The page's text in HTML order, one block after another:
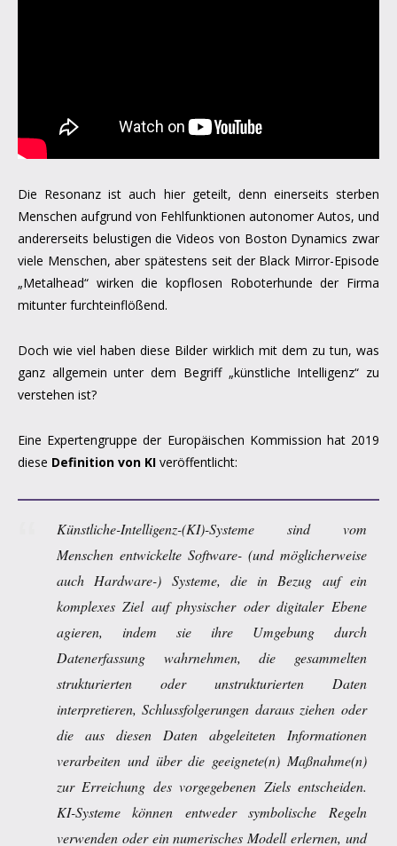
Die Resonanz ist auch hier geteilt, denn einerseits sterben
Menschen aufgrund von Fehlfunktionen autonomer Autos, und
andererseits belustigen die Videos von Boston Dynamics zwar
viele Menschen, aber spätestens seit der Black Mirror-Episode
„Metalhead“ wirken die kopflosen Roboterhunde der Firma
mitunter furchteinflößend.
Doch wie viel haben diese Bilder wirklich mit dem zu tun, was
ganz allgemein unter dem Begriff „künstliche Intelligenz“ zu
verstehen ist?
Eine Expertengruppe der Europäischen Kommission hat 2019
diese Definition von KI veröffentlicht:
Künstliche-Intelligenz-(KI)-Systeme sind vom
Menschen entwickelte Software- (und möglicherweise
auch Hardware-) Systeme, die in Bezug auf ein
komplexes Ziel auf physischer oder digitaler Ebene
agieren, indem sie ihre Umgebung durch
Datenerfassung wahrnehmen, die gesammelten
strukturierten oder unstrukturierten Daten
interpretieren, Schlussfolgerungen daraus ziehen oder
die aus diesen Daten abgeleiteten Informationen
verarbeiten und über die geeignete(n) Maßnahme(n)
zur Erreichung des vorgegebenen Ziels entscheiden.
KI-Systeme können entweder symbolische Regeln
verwenden oder ein numerisches Modell erlernen, und